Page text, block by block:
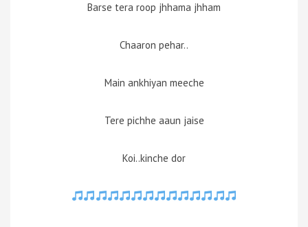
Barse tera roop jhhama jhham
Chaaron pehar..
Main ankhiyan meeche
Tere pichhe aaun jaise
Koi..kinche dor